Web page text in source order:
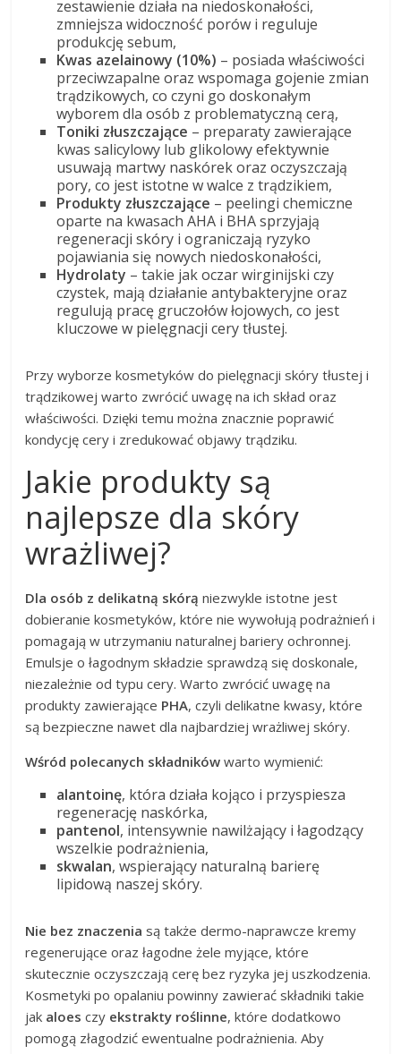
zestawienie działa na niedoskonałości,
zmniejsza widoczność porów i reguluje
produkcję sebum,
Kwas azelainowy (10%) – posiada właściwości
przeciwzapalne oraz wspomaga gojenie zmian
trądzikowych, co czyni go doskonałym
wyborem dla osób z problematyczną cerą,
Toniki złuszczające – preparaty zawierające
kwas salicylowy lub glikolowy efektywnie
usuwają martwy naskórek oraz oczyszczają
pory, co jest istotne w walce z trądzikiem,
Produkty złuszczające – peelingi chemiczne
oparte na kwasach AHA i BHA sprzyjają
regeneracji skóry i ograniczają ryzyko
pojawiania się nowych niedoskonałości,
Hydrolaty – takie jak oczar wirginijski czy
czystek, mają działanie antybakteryjne oraz
regulują pracę gruczołów łojowych, co jest
kluczowe w pielęgnacji cery tłustej.
Przy wyborze kosmetyków do pielęgnacji skóry tłustej i
trądzikowej warto zwrócić uwagę na ich skład oraz
właściwości. Dzięki temu można znacznie poprawić
kondycję cery i zredukować objawy trądziku.
Jakie produkty są
najlepsze dla skóry
wrażliwej?
Dla osób z delikatną skórą niezwykle istotne jest
dobieranie kosmetyków, które nie wywołują podrażnień i
pomagają w utrzymaniu naturalnej bariery ochronnej.
Emulsje o łagodnym składzie sprawdzą się doskonale,
niezależnie od typu cery. Warto zwrócić uwagę na
produkty zawierające PHA, czyli delikatne kwasy, które
są bezpieczne nawet dla najbardziej wrażliwej skóry.
Wśród polecanych składników warto wymienić:
alantoinę, która działa kojąco i przyspiesza
regenerację naskórka,
pantenol, intensywnie nawilżający i łagodzący
wszelkie podrażnienia,
skwalan, wspierający naturalną barierę
lipidową naszej skóry.
Nie bez znaczenia są także dermo-naprawcze kremy
regenerujące oraz łagodne żele myjące, które
skutecznie oczyszczają cerę bez ryzyka jej uszkodzenia.
Kosmetyki po opalaniu powinny zawierać składniki takie
jak aloes czy ekstrakty roślinne, które dodatkowo
pomogą złagodzić ewentualne podrażnienia. Aby